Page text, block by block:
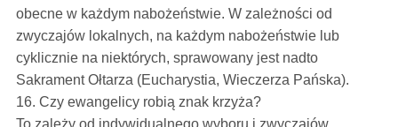
obecne w każdym nabożeństwie. W zależności od
zwyczajów lokalnych, na każdym nabożeństwie lub
cyklicznie na niektórych, sprawowany jest nadto
Sakrament Ołtarza (Eucharystia, Wieczerza Pańska).
16. Czy ewangelicy robią znak krzyża?
To zależy od indywidualnego wyboru i zwyczajów